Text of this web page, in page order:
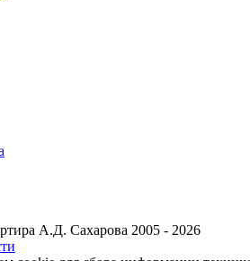
А.Д. Сахарова 2005 - 2026